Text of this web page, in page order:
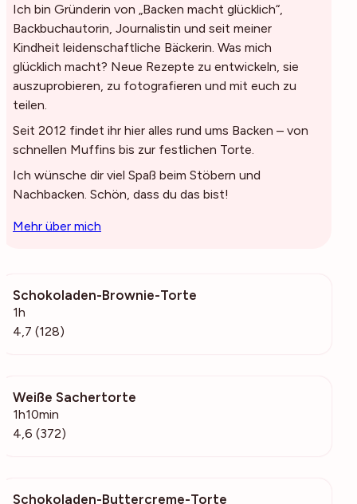
Ich bin Gründerin von „Backen macht glücklich“,
Backbuchautorin, Journalistin und seit meiner
Kindheit leidenschaftliche Bäckerin. Was mich
glücklich macht? Neue Rezepte zu entwickeln, sie
auszuprobieren, zu fotografieren und mit euch zu
teilen.
Seit 2012 findet ihr hier alles rund ums Backen – von
schnellen Muffins bis zur festlichen Torte.
Ich wünsche dir viel Spaß beim Stöbern und
Nachbacken. Schön, dass du das bist!
Mehr über mich
Schokoladen-Brownie-Torte
1h
4,7 (128)
Weiße Sachertorte
1h10min
4,6 (372)
Schokoladen-Buttercreme-Torte